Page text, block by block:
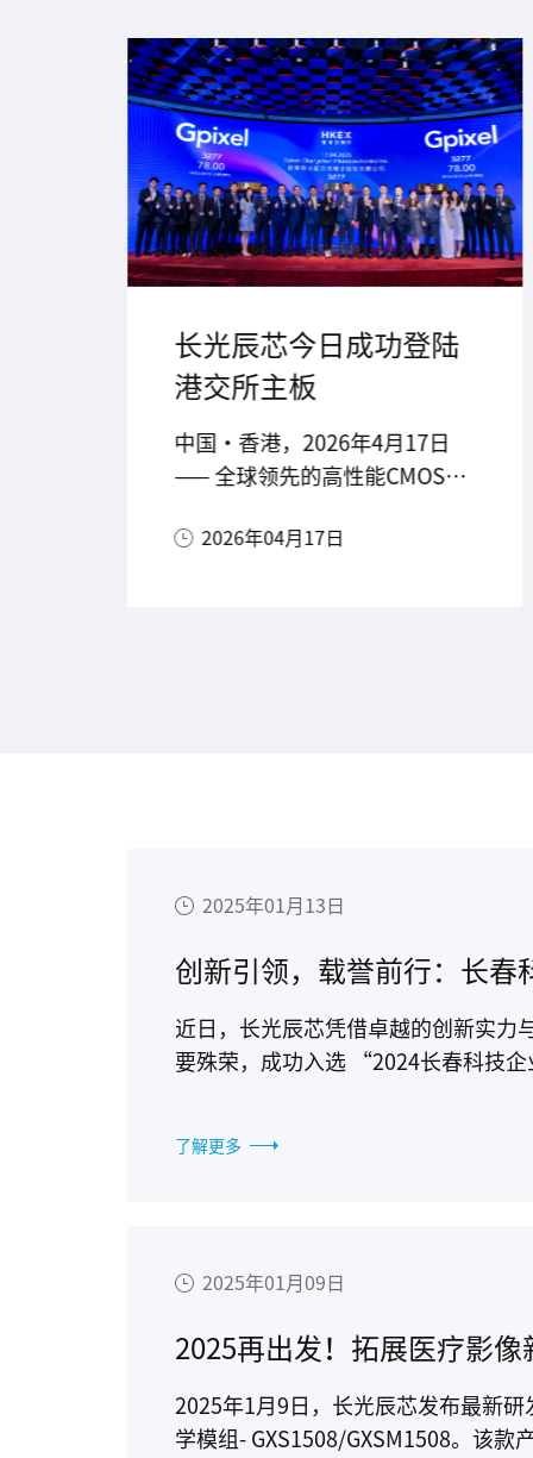
长光辰芯今日成功登陆
港交所主板
中国・香港，2026年4月17日
—— 全球领先的高性能CMOS图
长光辰芯微电子股份有限公司
2026年04月17日
2025年01月13日
近日，长光辰芯凭借卓越的创新实力
要殊荣，成功入选 “2024长春科技
了解更多
2025年01月09日
2025年1月9日，长光辰芯发布最新
学模组- GXS1508/GXSM1508。该